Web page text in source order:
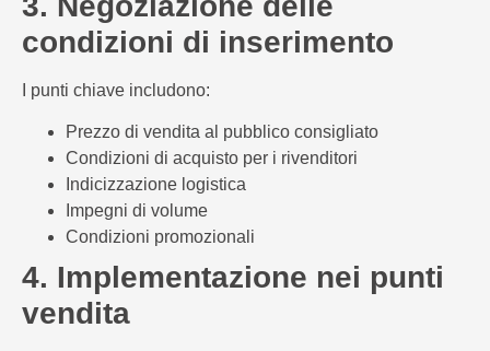
condizioni di inserimento
I punti chiave includono:
Prezzo di vendita al pubblico consigliato
Condizioni di acquisto per i rivenditori
Indicizzazione logistica
Impegni di volume
Condizioni promozionali
4. Implementazione nei punti
vendita